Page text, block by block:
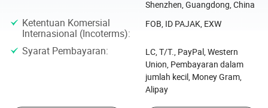
Shenzhen, Guangdong, China
Ketentuan Komersial
Internasional (Incoterms):
FOB, ID PAJAK, EXW
Syarat Pembayaran:
LC, T/T., PayPal, Western
Union, Pembayaran dalam
jumlah kecil, Money Gram,
Alipay